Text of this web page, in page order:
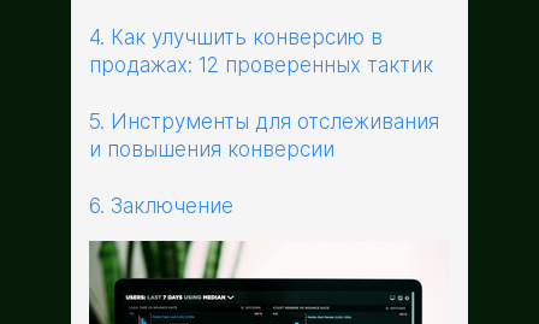
4. Как улучшить конверсию в
продажах: 12 проверенных тактик
5. Инструменты для отслеживания
и повышения конверсии
6. Заключение